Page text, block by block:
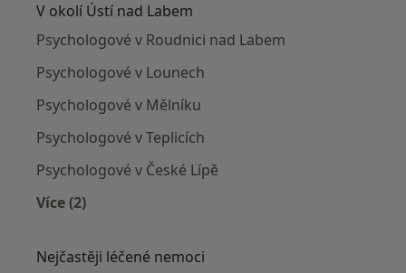
V okolí Ústí nad Labem
Psychologové v Roudnici nad Labem
Psychologové v Lounech
Psychologové v Mělníku
Psychologové v Teplicích
Psychologové v České Lípě
Více (2)
Nejčastěji léčené nemoci